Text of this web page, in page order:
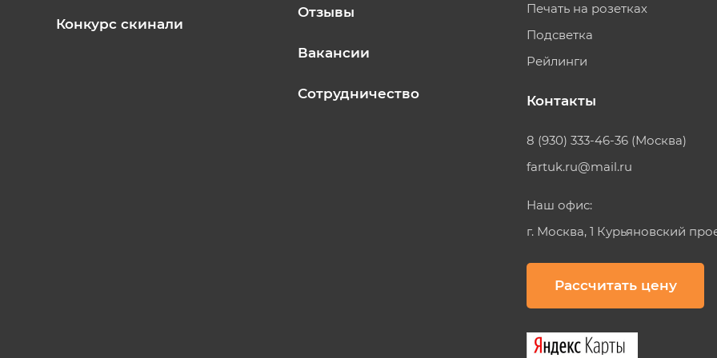
Конкурс скинали
Отзывы
Вакансии
Сотрудничество
Печать на розетках
Подсветка
Рейлинги
Контакты
8 (930) 333-46-36 (Москва)
fartuk.ru@mail.ru
Наш офис:
г. Москва, 1 Курьяновский
Рассчитать цену